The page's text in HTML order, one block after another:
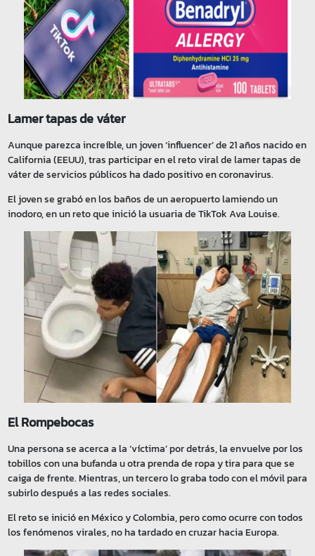
Lamer tapas de váter
Aunque parezca increíble, un joven ‘influencer’ de 21 años nacido en
California (EEUU), tras participar en el reto viral de lamer tapas de
váter de servicios públicos ha dado positivo en coronavirus.
El joven se grabó en los baños de un aeropuerto lamiendo un
inodoro, en un reto que inició la usuaria de TikTok Ava Louise.
El Rompebocas
Una persona se acerca a la ‘víctima’ por detrás, la envuelve por los
tobillos con una bufanda u otra prenda de ropa y tira para que se
caiga de frente. Mientras, un tercero lo graba todo con el móvil para
subirlo después a las redes sociales.
El reto se inició en México y Colombia, pero como ocurre con todos
los fenómenos virales, no ha tardado en cruzar hacia Europa.